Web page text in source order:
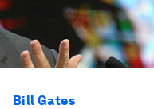
Bill Gates